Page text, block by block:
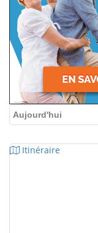
Aujourd'hui
Itinéraire